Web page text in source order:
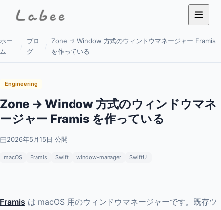
ホー
ム
ブロ
グ
Zone → Window 方式のウィンドウマネージャー Framis
を作っている
Engineering
Zone → Window 方式のウィンドウマネ
ージャー Framis を作っている
2026年5月15日 公開
macOS Framis Swift window-manager SwiftUI
Framis は macOS 用のウィンドウマネージャーです。既存ツ